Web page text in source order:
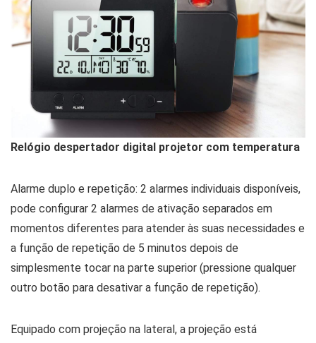
Relógio despertador digital projetor com temperatura
Alarme duplo e repetição: 2 alarmes individuais disponíveis,
pode configurar 2 alarmes de ativação separados em
momentos diferentes para atender às suas necessidades e
a função de repetição de 5 minutos depois de
simplesmente tocar na parte superior (pressione qualquer
outro botão para desativar a função de repetição).
Equipado com projeção na lateral, a projeção está